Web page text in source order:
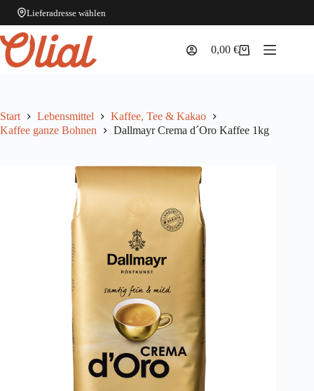
Lieferadresse wählen
Zum
Inhalt
springen
Warenkorb
0,00€
Start Lebensmittel
Kaffee, Tee & Kakao
Kaffee ganze Bohnen
Dallmayr Crema d´Oro Kaffee 1kg